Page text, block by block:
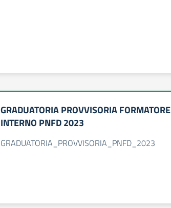
GRADUATORIA PROVVISORIA FORMATORE
INTERNO PNFD 2023
GRADUATORIA_PROVVISORIA_PNFD_2023